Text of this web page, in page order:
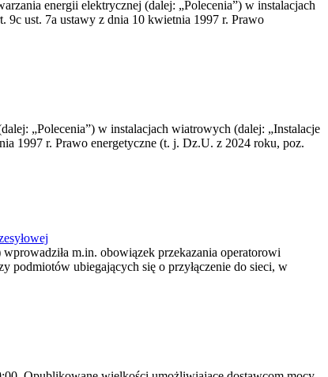
energii elektrycznej (dalej: „Polecenia”) w instalacjach
9c ust. 7a ustawy z dnia 10 kwietnia 1997 r. Prawo
„Polecenia”) w instalacjach wiatrowych (dalej: „Instalacje
1997 r. Prawo energetyczne (t. j. Dz.U. z 2024 roku, poz.
m.in. obowiązek przekazania operatorowi
podmiotów ubiegających się o przyłączenie do sieci, w